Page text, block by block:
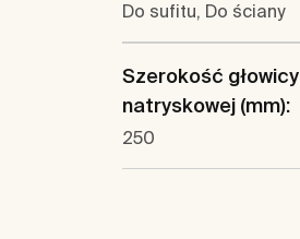
Do sufitu, Do ściany
Szerokość głowicy
natryskowej (mm):
250